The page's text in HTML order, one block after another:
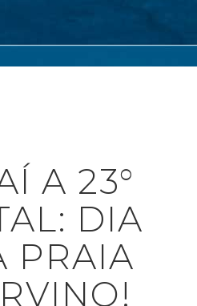
A 23°
DIA
PRAIA